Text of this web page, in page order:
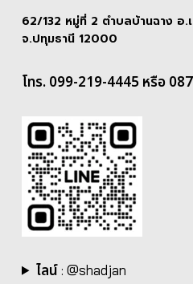
62/132 หมู่ที่ 2 ตำบลบ้านฉาง อ.
จ.ปทุมธานี 12000
โทร. 099-219-4445 หรือ
ไลน์: @shadjan